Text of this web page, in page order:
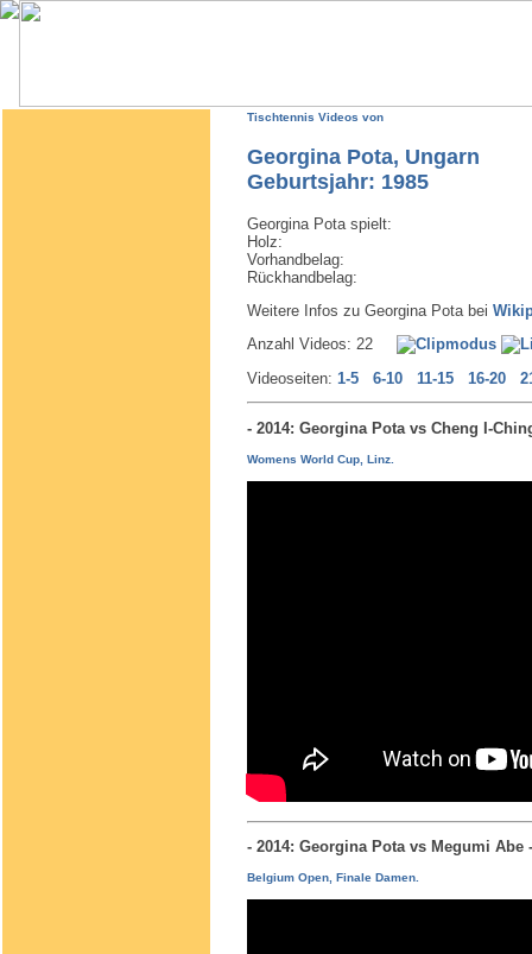
Tischtennis Videos von
Georgina Pota, Ungarn
Geburtsjahr: 1985
Georgina Pota spielt:
Holz:
Vorhandbelag:
Rückhandbelag:
Weitere Infos zu Georgina Pota bei
Anzahl Videos: 22
Videoseiten: 1-5 6-10 11-15 16-20
- 2014: Georgina Pota vs Cheng I-
Womens World Cup, Linz.
- 2014: Georgina Pota vs Megumi
Belgium Open, Finale Damen.